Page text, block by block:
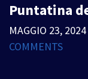
Puntatina
MAGGIO 23, 2024
COMMENTS